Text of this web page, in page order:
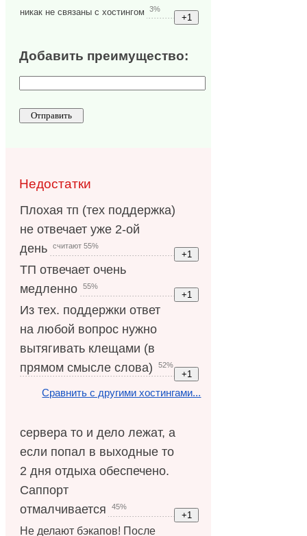
никак не связаны с хостингом
3%
Добавить преимущество:
Недостатки
Плохая тп (тех поддержка)
не отвечает уже 2-ой
день
считают 55%
ТП отвечает очень
медленно
55%
Из тех. поддержки ответ
на любой вопрос нужно
вытягивать клещами (в
прямом смысле слова)
52%
Сравнить с другими хостингами...
сервера то и дело лежат, а
если попал в выходные то
2 дня отдыха обеспечено.
Саппорт
отмалчивается
45%
Не делают бэкапов! После